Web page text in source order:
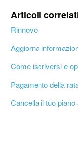
Articoli correlati
Rinnovo
Aggiorna
Come iscriversi e
Pagamento della
Cancella il tuo piano